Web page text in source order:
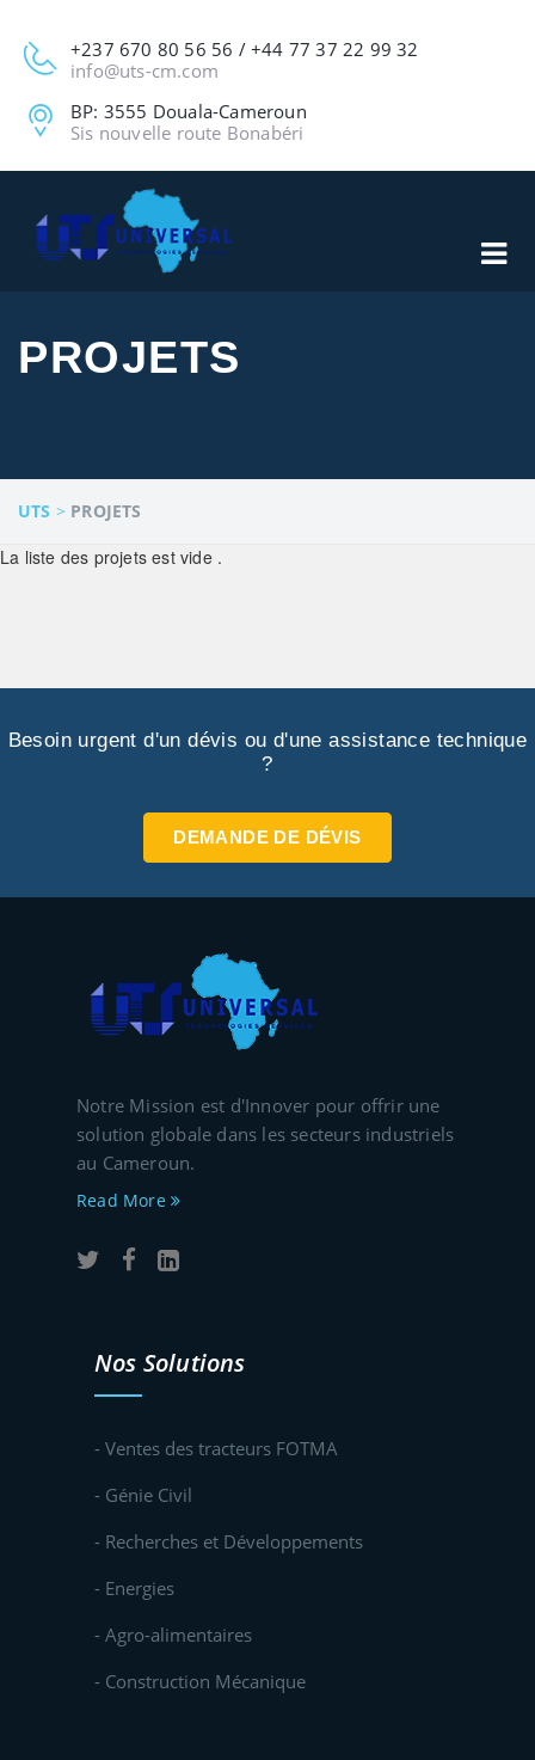
+237 670 80 56 56 / +44 77 37 22 99 32
info@uts-cm.com
BP: 3555 Douala-Cameroun
Sis nouvelle route Bonabéri
PROJETS
UTS > PROJETS
La liste des projets est vide .
Besoin urgent d'un dévis ou d'une assistance technique
?
DEMANDE DE DÉVIS
Notre Mission est d'Innover pour offrir une
solution globale dans les secteurs industriels
au Cameroun.
Read More
Nos Solutions
- Ventes des tracteurs FOTMA
- Génie Civil
- Recherches et Développements
- Energies
- Agro-alimentaires
- Construction Mécanique